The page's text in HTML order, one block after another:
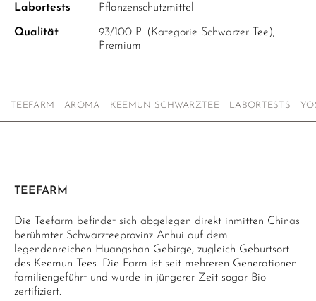
Labortests Pflanzenschutzmittel
Qualität
93/100 P. (Kategorie Schwarzer Tee);
Premium
TEEFARM AROMA KEEMUN SCHWARZTEE LABORTESTS
TEEFARM
Die Teefarm befindet sich abgelegen direkt inmitten Chinas
berühmter Schwarzteeprovinz Anhui auf dem
legendenreichen Huangshan Gebirge, zugleich Geburtsort
des Keemun Tees. Die Farm ist seit mehreren Generationen
familiengeführt und wurde in jüngerer Zeit sogar Bio
zertifiziert.